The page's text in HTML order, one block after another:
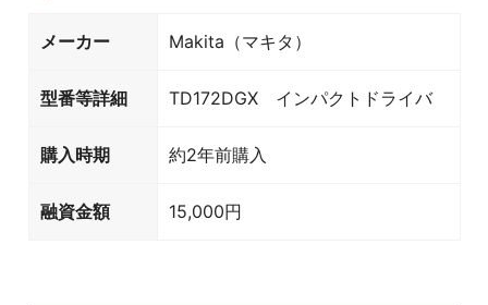
メーカー Makita（マキタ）
型番等詳細 TD172DGX インパクトドライバ
購入時期 約2年前購入
融資金額 15,000円